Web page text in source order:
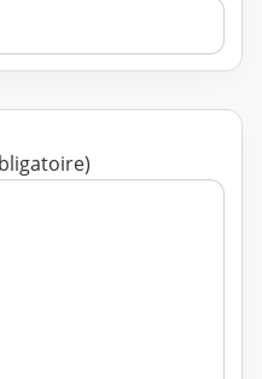
votre message (obligatoire)